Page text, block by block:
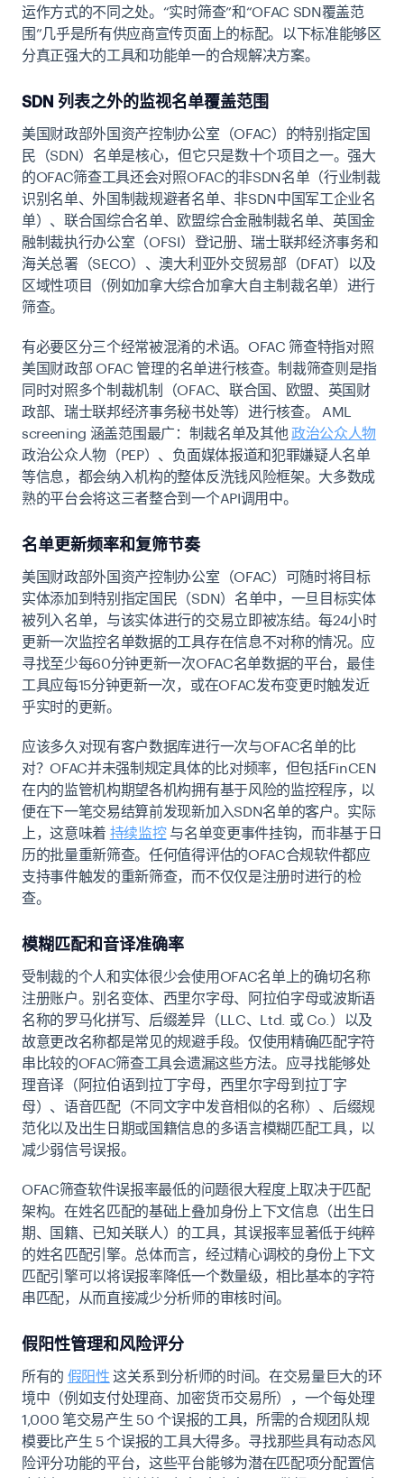
运作方式的不同之处。“实时筛查”和“OFAC SDN覆盖范
围”几乎是所有供应商宣传页面上的标配。以下标准能够区
分真正强大的工具和功能单一的合规解决方案。
SDN 列表之外的监视名单覆盖范围
美国财政部外国资产控制办公室（OFAC）的特别指定国
民（SDN）名单是核心，但它只是数十个项目之一。强大
的OFAC筛查工具还会对照OFAC的非SDN名单（行业制裁
识别名单、外国制裁规避者名单、非SDN中国军工企业名
单）、联合国综合名单、欧盟综合金融制裁名单、英国金
融制裁执行办公室（OFSI）登记册、瑞士联邦经济事务和
海关总署（SECO）、澳大利亚外交贸易部（DFAT）以及
区域性项目（例如加拿大综合加拿大自主制裁名单）进行
筛查。
有必要区分三个经常被混淆的术语。OFAC 筛查特指对照
美国财政部 OFAC 管理的名单进行核查。制裁筛查则是指
同时对照多个制裁机制（OFAC、联合国、欧盟、英国财
政部、瑞士联邦经济事务秘书处等）进行核查。 AML
screening 涵盖范围最广：制裁名单及其他政治公众人物
政治公众人物（PEP）、负面媒体报道和犯罪嫌疑人名单
等信息，都会纳入机构的整体反洗钱风险框架。大多数成
熟的平台会将这三者整合到一个API调用中。
名单更新频率和复筛节奏
美国财政部外国资产控制办公室（OFAC）可随时将目标
实体添加到特别指定国民（SDN）名单中，一旦目标实体
被列入名单，与该实体进行的交易立即被冻结。每24小时
更新一次监控名单数据的工具存在信息不对称的情况。应
寻找至少每60分钟更新一次OFAC名单数据的平台，最佳
工具应每15分钟更新一次，或在OFAC发布变更时触发近
乎实时的更新。
应该多久对现有客户数据库进行一次与OFAC名单的比
对？OFAC并未强制规定具体的比对频率，但包括FinCEN
在内的监管机构期望各机构拥有基于风险的监控程序，以
便在下一笔交易结算前发现新加入SDN名单的客户。实际
上，这意味着 持续监控与名单变更事件挂钩，而非基于日
历的批量重新筛查。任何值得评估的OFAC合规软件都应
支持事件触发的重新筛查，而不仅仅是注册时进行的检
查。
模糊匹配和音译准确率
受制裁的个人和实体很少会使用OFAC名单上的确切名称
注册账户。别名变体、西里尔字母、阿拉伯字母或波斯语
名称的罗马化拼写、后缀差异（LLC、Ltd. 或 Co.）以及
故意更改名称都是常见的规避手段。仅使用精确匹配字符
串比较的OFAC筛查工具会遗漏这些方法。应寻找能够处
理音译（阿拉伯语到拉丁字母，西里尔字母到拉丁字
母）、语音匹配（不同文字中发音相似的名称）、后缀规
范化以及出生日期或国籍信息的多语言模糊匹配工具，以
减少弱信号误报。
OFAC筛查软件误报率最低的问题很大程度上取决于匹配
架构。在姓名匹配的基础上叠加身份上下文信息（出生日
期、国籍、已知关联人）的工具，其误报率显著低于纯粹
的姓名匹配引擎。总体而言，经过精心调校的身份上下文
匹配引擎可以将误报率降低一个数量级，相比基本的字符
串匹配，从而直接减少分析师的审核时间。
假阳性管理和风险评分
所有的 假阳性 这关系到分析师的时间。在交易量巨大的环
境中（例如支付处理商、加密货币交易所），一个每处理
1,000 笔交易产生 50 个误报的工具，所需的合规团队规
模要比产生 5 个误报的工具大得多。寻找那些具有动态风
险评分功能的平台，这些平台能够为潜在匹配项分配置信